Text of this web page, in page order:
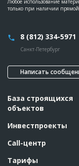
Любое использование
только при наличии прямой
8 (812) 334-5971
Санкт-Петербург
Написать
База строящихся
объектов
Инвестпроекты
Call-центр
Тарифы